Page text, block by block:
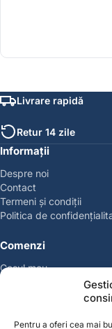
Pentru a oferi cea mai
Livrare rapidă
Retur 14 zile
Informații
Despre noi
Contact
Termeni și condiții
Politica de
Comenzi
Coșul meu